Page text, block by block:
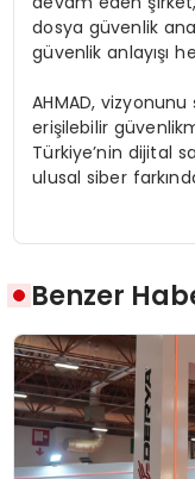
dosya güvenlik
güvenlik anlayışı
AHMAD, vizyonunu
erişilebilir güvenlik
Türkiye’nin dijital
ulusal siber farkı
Benzer